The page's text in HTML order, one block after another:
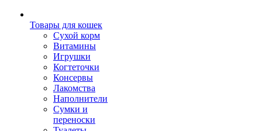
Товары для кошек
Cухой корм
Витамины
Игрушки
Когтеточки
Консервы
Лакомства
Наполнители
Сумки и
переноски